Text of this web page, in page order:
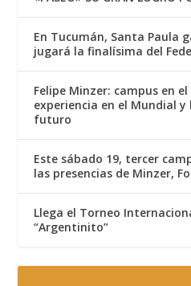
En Tucumán, Santa Paula
jugará la finalísima del
Felipe Minzer: campus en
experiencia en el Mundial y
futuro
Este sábado 19, tercer
las presencias de Minzer,
Llega el Torneo
“Argentinito”